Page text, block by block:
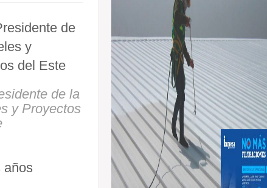
de la
y Proyectos
años